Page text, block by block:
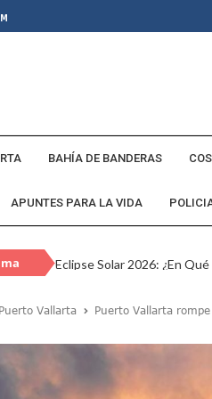
BAHÍA DE BANDERAS
APUNTES PARA LA VIDA
Eclipse Solar 2026: ¿En
Coparmex Vallarta Reporta
Jalisco Se Integra A
Puerto Vallarta Puerto Vallarta